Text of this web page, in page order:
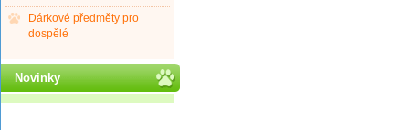
Dárkové předměty pro
dospělé
Novinky